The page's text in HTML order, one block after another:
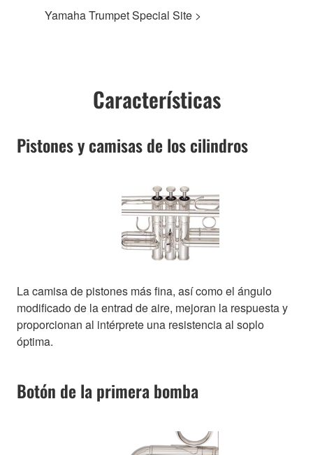
Yamaha Trumpet Special Site >
Características
Pistones y camisas de los cilindros
La camisa de pistones más fina, así como el ángulo
modificado de la entrad de aire, mejoran la respuesta y
proporcionan al intérprete una resistencia al soplo
óptima.
Botón de la primera bomba